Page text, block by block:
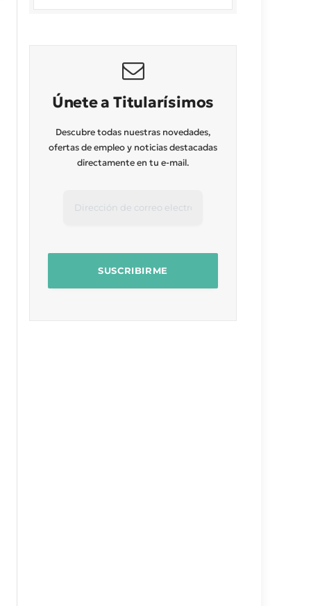
Únete a Titularísimos
Descubre todas nuestras novedades,
ofertas de empleo y noticias destacadas
directamente en tu e-mail.